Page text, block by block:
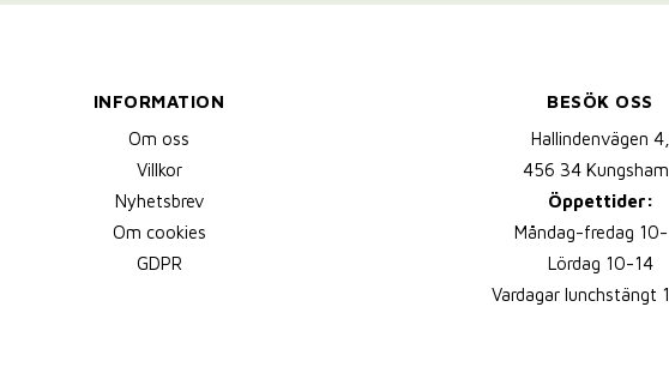
INFORMATION
Om oss
Villkor
Nyhetsbrev
Om cookies
GDPR
BESÖK OSS
Hallindenvägen 4,
456 34
Öppettider:
Måndag-fredag
Lördag 10-14
Vardagar lunchstängt